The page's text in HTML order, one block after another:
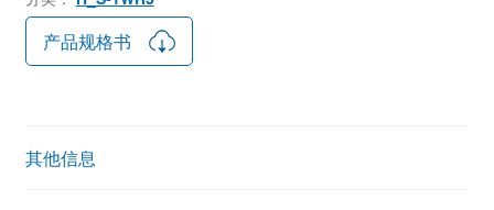
产品规格书
其他信息